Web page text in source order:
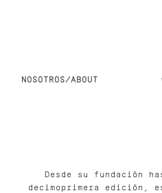
NOSOTROS/ABOUT
Desde su fundación
decimoprimera edición,